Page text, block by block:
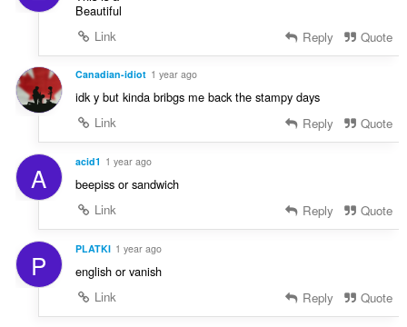
Beautiful
Link
Reply Quote
Canadian-idiot 1 year ago
idk y but kinda bribgs me back the stampy days
Link
Reply Quote
A acid1 1 year ago
beepiss or sandwich
Link
Reply Quote
P PLATKI 1 year ago
english or vanish
Link
Reply Quote